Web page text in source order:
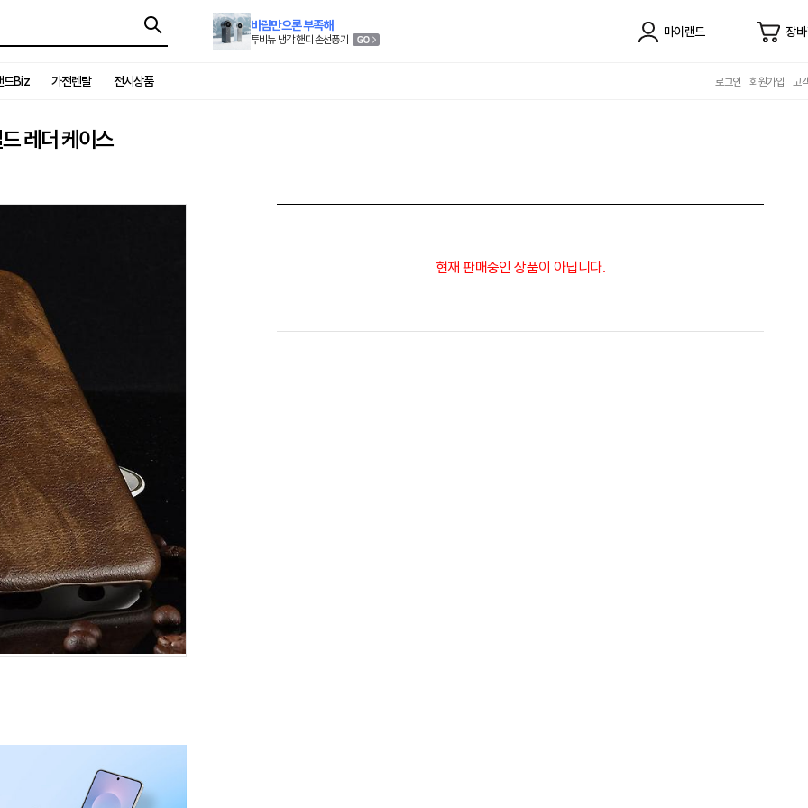
바람만으론 부족해
투비뉴 냉각 핸디 손선풍기
마이랜드 장
드Biz 가전렌탈 전시상품 로그인 회원가입 고
레더 케이스
현재 판매중인 상품이 아닙니다.